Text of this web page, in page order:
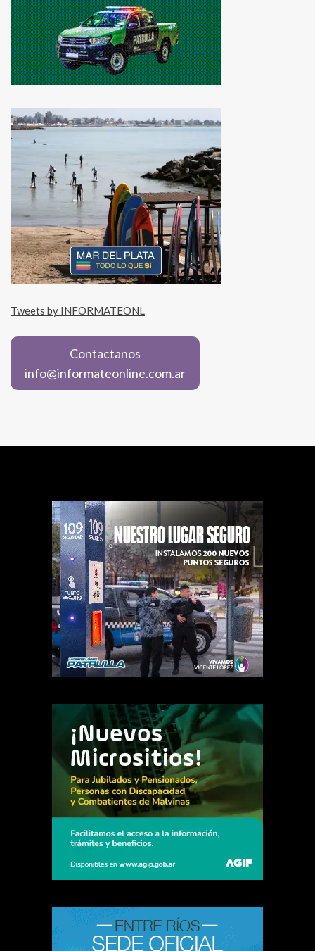
Tweets by INFORMATEONL
Contactanos
info@informateonline.com.ar